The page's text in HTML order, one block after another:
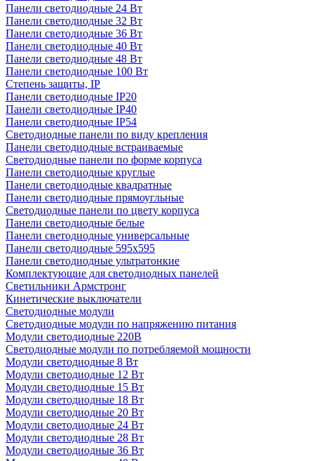
Панели светодиодные 24 Вт
Панели светодиодные 32 Вт
Панели светодиодные 36 Вт
Панели светодиодные 40 Вт
Панели светодиодные 48 Вт
Панели светодиодные 100 Вт
Степень защиты, IP
Панели светодиодные IP20
Панели светодиодные IP40
Панели светодиодные IP54
Светодиодные панели по виду крепления
Панели светодиодные встраиваемые
Светодиодные панели по форме корпуса
Панели светодиодные круглые
Панели светодиодные квадратные
Панели светодиодные прямоугльные
Светодиодные панели по цвету корпуса
Панели светодиодные белые
Панели светодиодные универсальные
Панели светодиодные 595х595
Панели светодиодные ультратонкие
Комплектующие для светодиодных панелей
Светильники Армстронг
Кинетические выключатели
Светодиодные модули
Светодиодные модули по напряжению питания
Модули светодиодные 220В
Светодиодные модули по потребляемой мощности
Модули светодиодные 8 Вт
Модули светодиодные 12 Вт
Модули светодиодные 15 Вт
Модули светодиодные 18 Вт
Модули светодиодные 20 Вт
Модули светодиодные 24 Вт
Модули светодиодные 28 Вт
Модули светодиодные 36 Вт